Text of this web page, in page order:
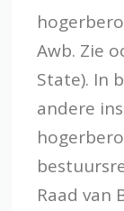
Awb. Zie
State). In
andere
Raad van